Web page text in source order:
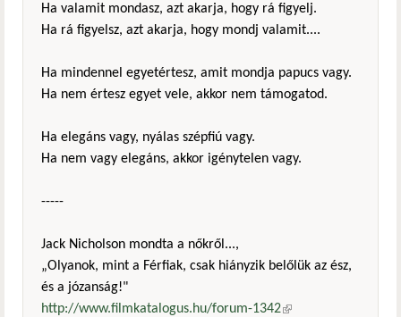
Ha valamit mondasz, azt akarja, hogy rá figyelj.
Ha rá figyelsz, azt akarja, hogy mondj valamit....
Ha mindennel egyetértesz, amit mondja papucs vagy.
Ha nem értesz egyet vele, akkor nem támogatod.
Ha elegáns vagy, nyálas szépfiú vagy.
Ha nem vagy elegáns, akkor igénytelen vagy.
-----
Jack Nicholson mondta a nőkről...,
„Olyanok, mint a Férfiak, csak hiányzik belőlük az ész,
és a józanság!"
http://www.filmkatalogus.hu/forum-1342(külső